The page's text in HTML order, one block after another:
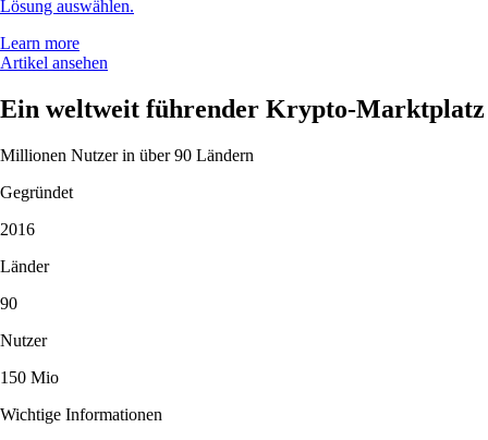
Lösung auswählen.
Learn more
Artikel ansehen
Ein weltweit führender Krypto-Marktplatz
Millionen Nutzer in über 90 Ländern
Gegründet
2016
Länder
90
Nutzer
150 Mio
Wichtige Informationen